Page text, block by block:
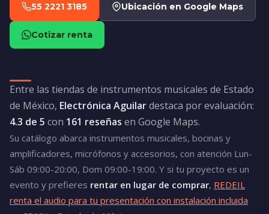
55 2221 3185 Ubicación en Google Maps
Cotizar renta
Entre las tiendas de instrumentos musicales de Estado
de México, Electrónica Aguilardestaca por evaluación:
4.3 de 5 con 161 reseñas en Google Maps.
Su catálogo abarca instrumentos musicales, bocinas y
amplificadores, micrófonos y accesorios, con atención Lun-
Sáb 09:00-20:00, Dom 09:00-19:00. Y si tu proyecto es un
evento y prefieres rentar en lugar de comprar, REDEIL
renta el audio para tu presentación con instalación incluida